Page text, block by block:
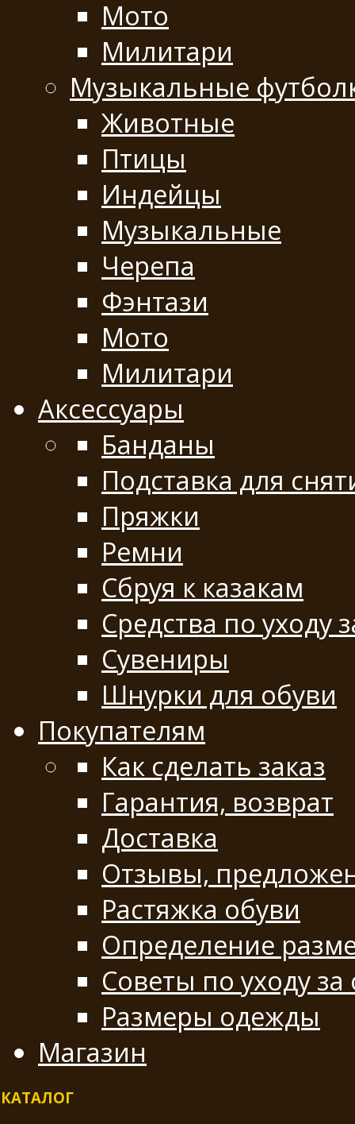
Мото
Милитари
Музыкальные
Животные
Птицы
Индейцы
Музыкальные
Черепа
Фэнтази
Мото
Милитари
Аксессуары
Банданы
Подставка для
Пряжки
Ремни
Сбруя к казакам
Средства по уходу
Сувениры
Шнурки для обуви
Покупателям
Как сделать заказ
Гарантия, возврат
Доставка
Отзывы,
Растяжка обуви
Определение
Советы по уходу
Размеры одежды
Магазин
КАТАЛОГ